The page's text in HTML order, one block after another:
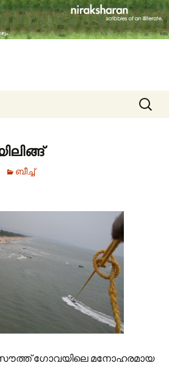
(നിരക്ഷരൻ)
reviews, social issues,
& lot more…
Search
for:
ബീച്ച്
ഗോവയിലെ മനോഹരമായ